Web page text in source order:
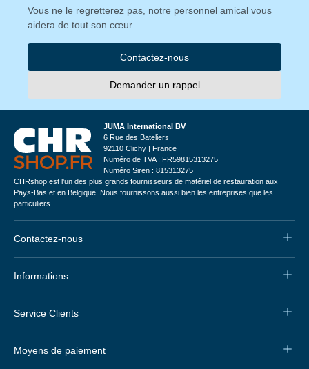
Vous ne le regretterez pas, notre personnel amical vous
aidera de tout son cœur.
Contactez-nous
Demander un rappel
JUMA International BV
6 Rue des Bateliers
92110 Clichy | France
Numéro de TVA : FR59815313275
Numéro Siren : 815313275
CHRshop est l'un des plus grands fournisseurs de matériel de restauration aux
Pays-Bas et en Belgique. Nous fournissons aussi bien les entreprises que les
particuliers.
Contactez-nous
Informations
Service Clients
Moyens de paiement